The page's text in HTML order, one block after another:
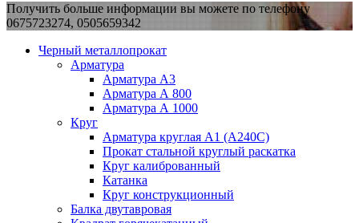
Получить больше информации вы можете по телефону
0675723274, 0505659342
Черный металлопрокат
Арматура
Арматура А3
Арматура А 800
Арматура А 1000
Круг
Арматура круглая А1 (А240C)
Прокат стальной круглый раскатка
Круг калиброванный
Катанка
Круг конструкционный
Балка двутавровая